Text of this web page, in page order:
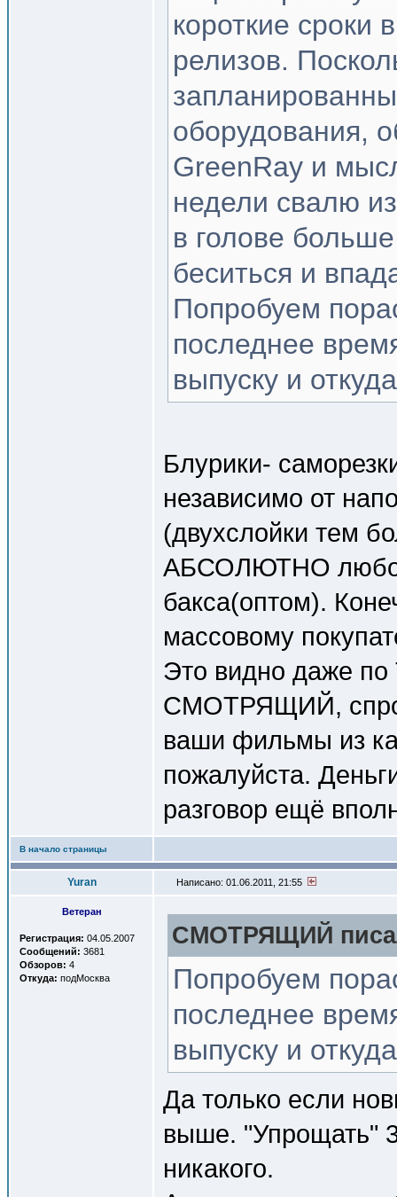
короткие сроки
релизов.
оборудования,
GreenRay и
недели свалю
в голове
беситься и
Попробуем
последнее
выпуску и
Блурики-
независимо от
(двухслойки тем
АБСОЛЮТНО
бакса(оптом).
массовому
Это видно даже
СМОТРЯЩИЙ,
ваши фильмы из
пожалуйста.
разговор ещё
В начало страницы
Yuran Написано: 01.06.2011, 21:55
Ветеран
Регистрация: 04.05.2007
Сообщений: 3681
Обзоров: 4
Откуда: подМосква
СМОТРЯЩИЙ
Попробуем
последнее
выпуску и
Да только если
выше. "Упрощать"
никакого.